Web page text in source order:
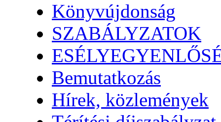
Könyvújdonság
SZABÁLYZATOK
Bemutatkozás
Hírek, közlemények